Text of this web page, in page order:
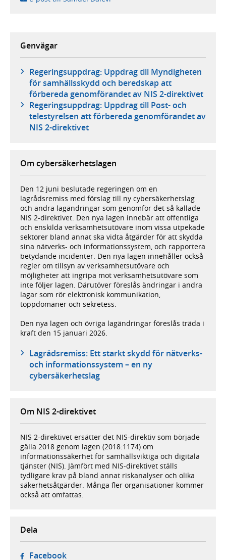
Genvägar
Regeringsuppdrag: Uppdrag till Myndigheten
för samhällsskydd och beredskap att
förbereda genomförandet av NIS 2-direktivet
Regeringsuppdrag: Uppdrag till Post- och
telestyrelsen att förbereda genomförandet av
NIS 2-direktivet
Om cybersäkerhetslagen
Den 12 juni beslutade regeringen om en
lagrådsremiss med förslag till ny cybersäkerhetslag
och andra lagändringar som genomför det så kallade
NIS 2-direktivet. Den nya lagen innebär att offentliga
och enskilda verksamhetsutövare inom vissa utpekade
sektorer bland annat ska vidta åtgärder för att skydda
sina nätverks- och informationssystem, och rapportera
betydande incidenter. Den nya lagen innehåller också
regler om tillsyn av verksamhetsutövare och
möjligheter att ingripa mot verksamhetsutövare som
inte följer lagen. Därutöver föreslås ändringar i andra
lagar som rör elektronisk kommunikation,
toppdomäner och sekretess.
Den nya lagen och övriga lagändringar föreslås träda i
kraft den 15 januari 2026.
Lagrådsremiss: Ett starkt skydd för nätverks-
och informationssystem – en ny
cybersäkerhetslag
Om NIS 2-direktivet
NIS 2-direktivet ersätter det NIS-direktiv som började
gälla 2018 genom lagen (2018:1174) om
informationssäkerhet för samhällsviktiga och digitala
tjänster (NIS). Jämfört med NIS-direktivet ställs
tydligare krav på bland annat riskanalyser och olika
säkerhetsåtgärder. Många fler organisationer kommer
också att omfattas.
Dela
Facebook- öppnas i ny flik, extern webbplats,